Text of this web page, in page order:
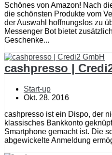
Schönes von Amazon! Nach
die schönsten Produkte vom
der Auswahl hoffnungslos zu
Messenger Bot bietet
Geschenke...
cashpresso |
Start-up
Okt. 28, 2016
cashpresso ist ein Dispo, der
klassisches Bankkonto
Smartphone gemacht ist. Die
abgewickelte Anmeldung